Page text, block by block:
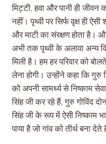
मिट्टी, हवा और पानी ही
नहीं। पृथ्वी पर सिर्फ वृक्ष ही
और माटी का संरक्षण होता है।
अभी तक पृथ्वी के अलावा अन्य
मिली है। हम हर परिवार को
लेना होगी। उन्होंने कहा कि गुरु
को अपनी सामर्थ्य से निष्काम
सिंह जी कर रहे हैं, गुरु गोविंद
सिंह जी के रूप में ऐसी निष्काम
पाया है जो गांव को तीर्थ बना देते